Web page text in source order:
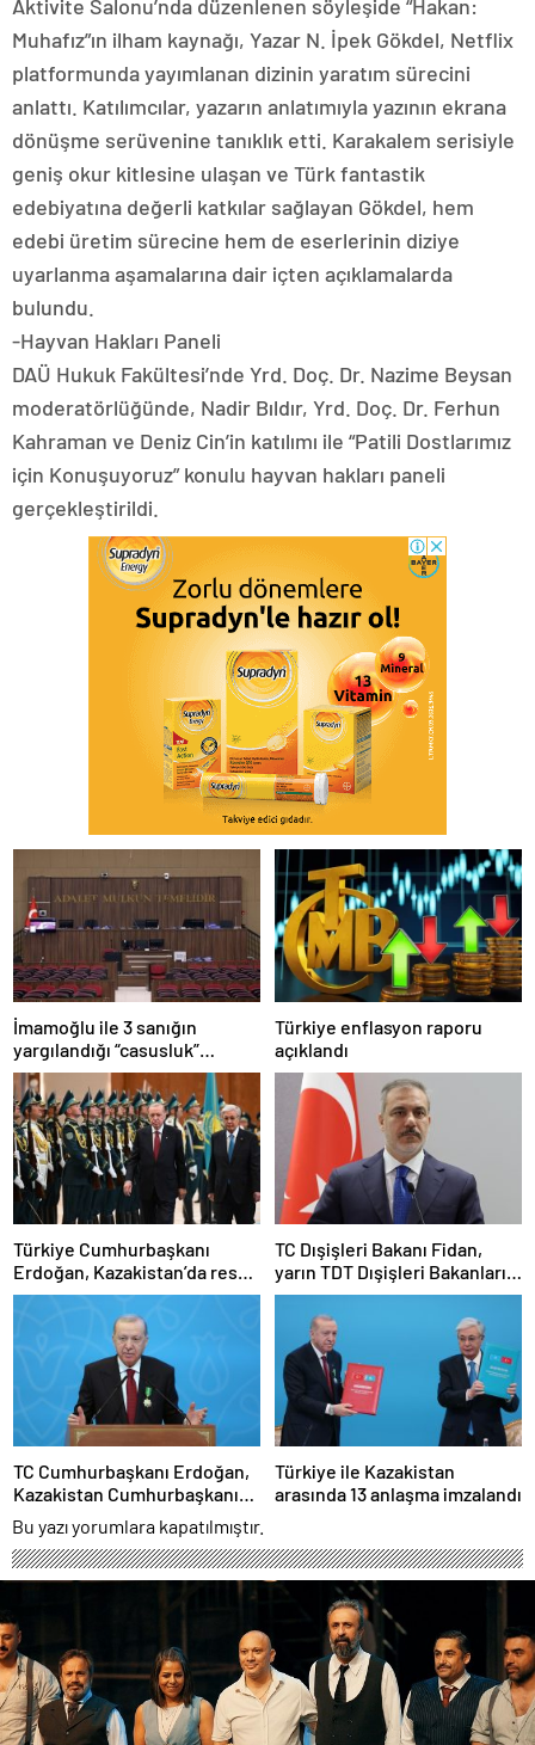
Aktivite Salonu’nda düzenlenen söyleşide “Hakan:
Muhafız”ın ilham kaynağı, Yazar N. İpek Gökdel, Netflix
platformunda yayımlanan dizinin yaratım sürecini
anlattı. Katılımcılar, yazarın anlatımıyla yazının ekrana
dönüşme serüvenine tanıklık etti. Karakalem serisiyle
geniş okur kitlesine ulaşan ve Türk fantastik
edebiyatına değerli katkılar sağlayan Gökdel, hem
edebi üretim sürecine hem de eserlerinin diziye
uyarlanma aşamalarına dair içten açıklamalarda
bulundu.
-Hayvan Hakları Paneli
DAÜ Hukuk Fakültesi’nde Yrd. Doç. Dr. Nazime Beysan
moderatörlüğünde, Nadir Bıldır, Yrd. Doç. Dr. Ferhun
Kahraman ve Deniz Cin’in katılımı ile “Patili Dostlarımız
için Konuşuyoruz” konulu hayvan hakları paneli
gerçekleştirildi.
İmamoğlu ile 3 sanığın
yargılandığı “casusluk”
davasında ara karar
açıklandı…Tutukluluk
hallerinin devamına karar
verildi
Türkiye enflasyon raporu
açıklandı
Türkiye Cumhurbaşkanı
Erdoğan, Kazakistan’da resmi
törenle karşılandı
TC Dışişleri Bakanı Fidan,
yarın TDT Dışişleri Bakanları
Konseyi Toplantısı’na
katılacak
TC Cumhurbaşkanı Erdoğan,
Kazakistan Cumhurbaşkanı
Tokayev ile ortak basın
toplantısında konuştu:
Türkiye ile Kazakistan
arasında 13 anlaşma imzalandı
Bu yazı yorumlara kapatılmıştır.